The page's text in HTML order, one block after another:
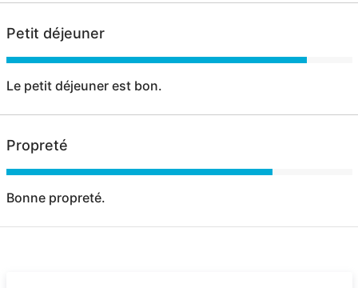
Petit déjeuner
Le petit déjeuner est bon.
Propreté
Bonne propreté.